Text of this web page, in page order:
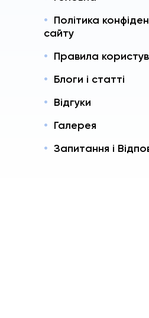
Політика
сайту
Правила
Блоги і статті
Відгуки
Галерея
Запитання і